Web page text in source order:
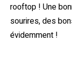
rooftop ! Une
sourires, des
évidemment !